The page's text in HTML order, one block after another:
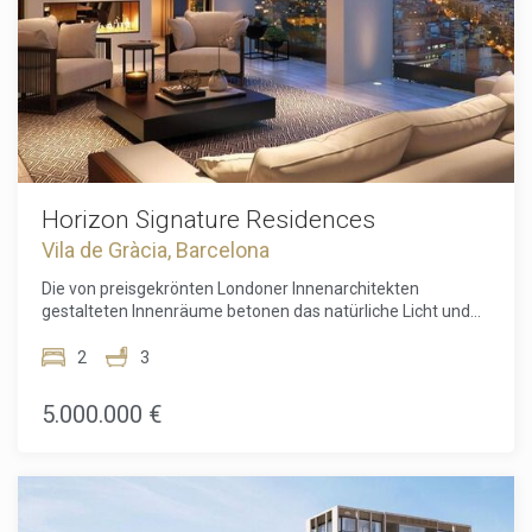
Casa Batlló und Casa Milà.Diese Apartments bieten eine
wirklich einzigartige Gelegenheit, im Herzen einer der
begehrtesten Städte Europas auf exklusivste Weise zu
leben. Besitzen Sie einen Teil des Besten von Barcelona.
Horizon Signature Residences
Vila de Gràcia, Barcelona
Die von preisgekrönten Londoner Innenarchitekten
gestalteten Innenräume betonen das natürliche Licht und
harmonische Verschmelzung von traditionellen und
wunderschönen Wohnungen haben außerdem exklusiven
Zugang zu einer Reihe außergewöhnlicher
und private Besprechungsräume.Darüber hinaus haben die
2 3
5.000.000 €